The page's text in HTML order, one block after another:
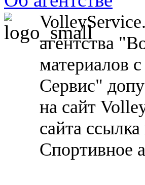
агентства
материалов
Сервис"
на сайт
сайта
Спортивное